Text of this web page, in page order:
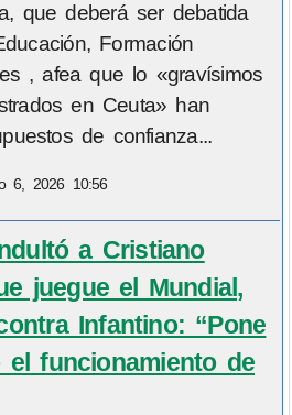
que deberá ser debatida
Formación
, afea que lo «gravísimos
en Ceuta» han
de confianza...
6, 2026 10:56
a Cristiano
juegue el Mundial,
Infantino: “Pone
funcionamiento de